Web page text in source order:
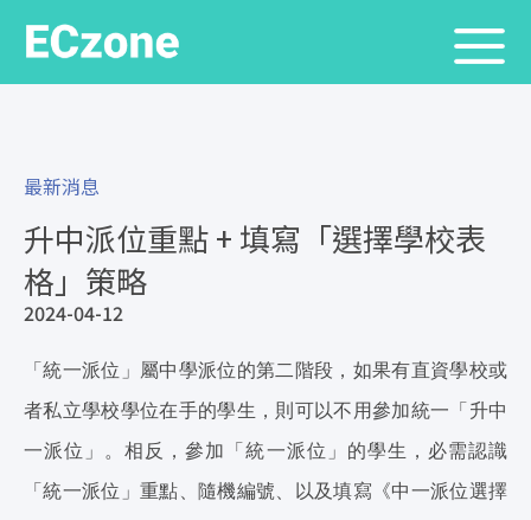
最新消息
升中派位重點 + 填寫「選擇學校表
格」策略
2024-04-12
「統一派位」屬中學派位的第二階段，如果有直資學校或
者私立學校學位在手的學生，則可以不用參加統一「升中
一派位」。相反，參加「統一派位」的學生，必需認識
「統一派位」重點、 隨機編號、以及填寫《中一派位選擇